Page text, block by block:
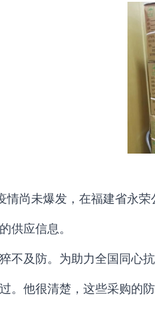
情尚未爆发，在福建省永
供应信息。
不及防。为助力全国同心
。他很清楚，这些采购的